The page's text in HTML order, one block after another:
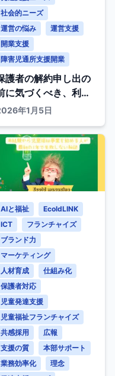
社会的ニーズ
運営の悩み
運営支援
開業支援
障害児通所支援開業
護者の解約申し出の
に気づくべき、利用
満足度低下の「5つ
年1月5日
AIと福祉
EcoldLINK
ICT
フランチャイズ
ブランド力
マーケティング
人材育成
仕組み化
保護者対応
児童発達支援
児童福祉フランチャイズ
共感採用
広報
支援の質
本部サポート
業務効率化
理念